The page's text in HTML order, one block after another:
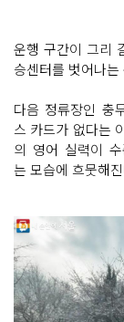
운행 구간이 그리
승센터를 벗어나
다음 정류장인 충
스 카드가 없다는
의 영어 실력이
는 모습에 흐뭇해